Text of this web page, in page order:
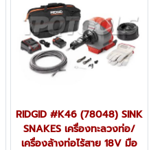
RIDGID #K46 (78048) SINK
SNAKES เครื่องทะลวงท่อ/
เครื่องล้างท่อไร้สาย 18V มือ